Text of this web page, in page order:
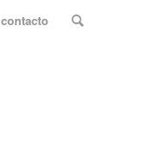
contacto